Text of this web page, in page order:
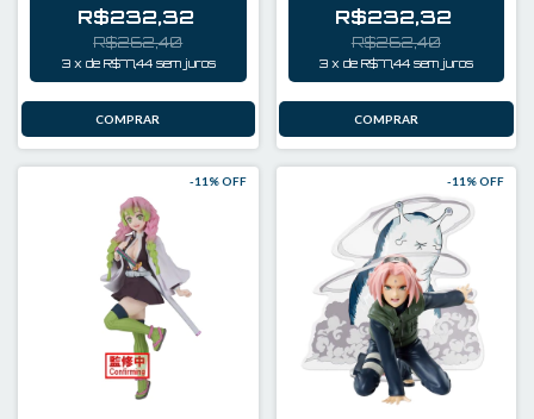
R$232,32
R$262,40
3 x de R$77,44 sem juros
R$232,32
R$262,40
3 xdeR$77,44 sem juros
-11 % OFF -11 % OFF